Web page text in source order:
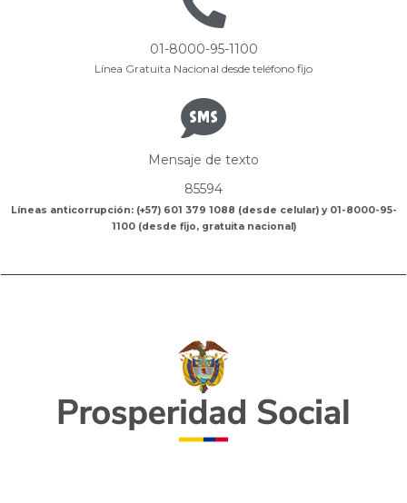
01-8000-95-1100
Línea Gratuita Nacional desde teléfono fijo
Mensaje de texto
85594
Líneas anticorrupción: (+57) 601 379 1088 (desde celular) y 01-8000-95-
1100 (desde fijo, gratuita nacional)